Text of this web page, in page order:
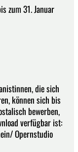
zum 31. Januar
die sich
können sich bis
bewerben,
verfügbar ist:
Opernstudio